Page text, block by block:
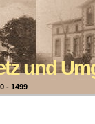
und
- 1499